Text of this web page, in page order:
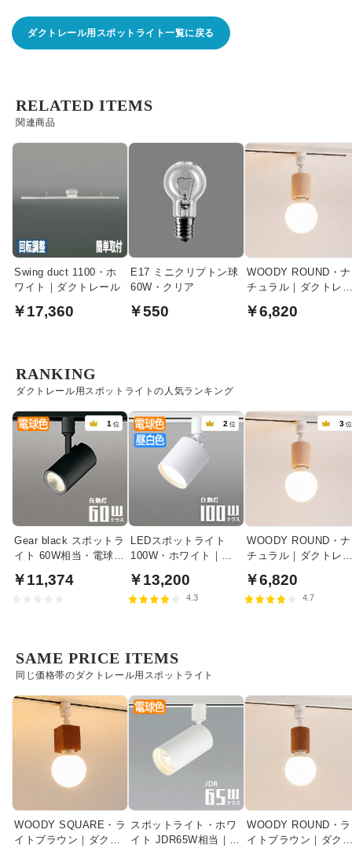
ダクトレール用スポットライト一覧に戻る
関連商品
RELATED ITEMS
Swing duct 1100・ホ
ワイト｜ダクトレール
￥17,360
E17 ミニクリプトン球
60W・クリア
￥550
WOODY ROUND・ナ
チュラル｜ダクトレ
￥6,820
ダクトレール用スポットライトの人気ランキング
RANKING
1 位
Gear black スポットラ
イト 60W相当・電球色
￥11,374
2 位
LEDスポットライト
100W・ホワイト｜光
￥13,200
4.3
3 位
WOODY ROUND・ナ
チュラル｜ダクトレ
￥6,820
4.7
同じ価格帯のダクトレール用スポットライト
SAME PRICE ITEMS
WOODY SQUARE・ラ
イトブラウン｜ダクト
スポットライト・ホワ
イト JDR65W相当｜ダ
WOODY ROUND・ラ
イトブラウン｜ダク